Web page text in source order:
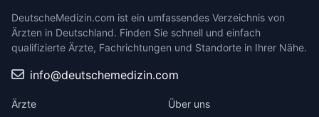
DeutscheMedizin.com ist ein umfassendes Verzeichnis von
Ärzten in Deutschland. Finden Sie schnell und einfach
qualifizierte Ärzte, Fachrichtungen und Standorte in Ihrer Nähe.
info@deutschemedizin.com
Ärzte
Über uns